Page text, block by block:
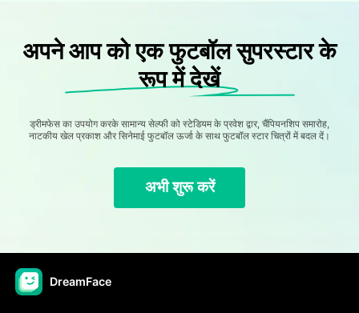
अपने आप को एक फुटबॉल सुपरस्टार के
रूप में देखें
ड्रीमफेस का उपयोग करके सामान्य सेल्फी को स्टेडियम के प्रवेश द्वार, चैंपियनशिप समारोह,
नाटकीय खेल प्रकाश और सिनेमाई फुटबॉल ऊर्जा के साथ फुटबॉल स्टार चित्रों में बदल दें।
अभी शुरू करें
DreamFace